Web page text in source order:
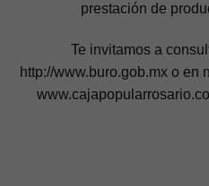
prestación de
Te invitamos a
http://www.buro.gob.mx o en